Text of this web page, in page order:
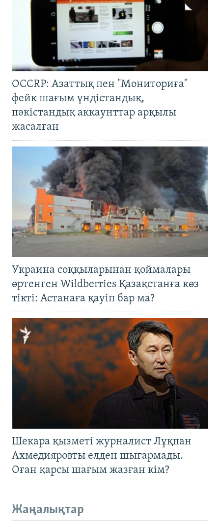
OCCRP: Азаттық пен "Мониториға"
фейк шағым үндістандық,
пәкістандық аккаунттар арқылы
жасалған
Украина соққыларынан қоймалары
өртенген Wildberries Қазақстанға көз
тікті: Астанаға қауіп бар ма?
Шекара қызметі журналист Лұқпан
Ахмедияровты елден шығармады.
Оған қарсы шағым жазған кім?
Жаңалықтар